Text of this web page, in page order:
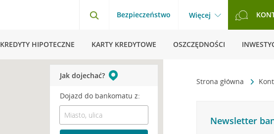
Bezpieczeństwo Więcej
KREDYTY HIPOTECZNE KARTY KREDYTOWE OSZCZĘDNOŚCI
Strona główna
Newsletter
Jak dojechać?
Dojazd do bankomatu z: